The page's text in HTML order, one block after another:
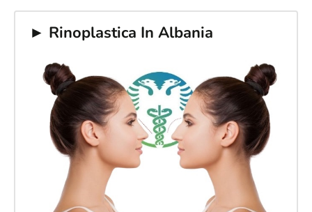
► Rinoplastica In Albania